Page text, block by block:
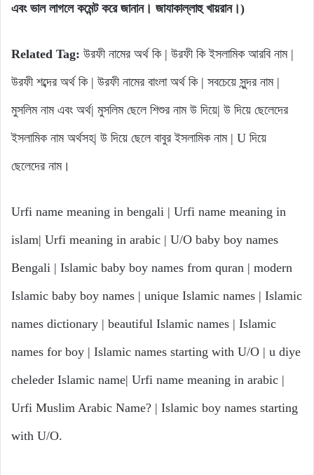
এবং ভাল লাগলে কমেন্ট করে জানান। জাযাকাল্লাহু খায়রান।)
Related Tag: উরফী নামের অর্থ কি | উরফী কি ইসলামিক আরবি নাম |
উরফী শব্দের অর্থ কি | উরফী নামের বাংলা অর্থ কি | সবচেয়ে সুন্দর নাম |
মুসলিম নাম এবং অর্থ| মুসলিম ছেলে শিশুর নাম উ দিয়ে| উ দিয়ে ছেলেদের
ইসলামিক নাম অর্থসহ| উ দিয়ে ছেলে বাবুর ইসলামিক নাম | U দিয়ে
ছেলেদের নাম।
Urfi name meaning in bengali | Urfi name meaning in
islam| Urfi meaning in arabic | U/O baby boy names
Bengali | Islamic baby boy names from quran | modern
Islamic baby boy names | unique Islamic names | Islamic
names dictionary | beautiful Islamic names | Islamic
names for boy | Islamic names starting with U/O | u diye
cheleder Islamic name| Urfi name meaning in arabic |
Urfi Muslim Arabic Name? | Islamic boy names starting
with U/O.